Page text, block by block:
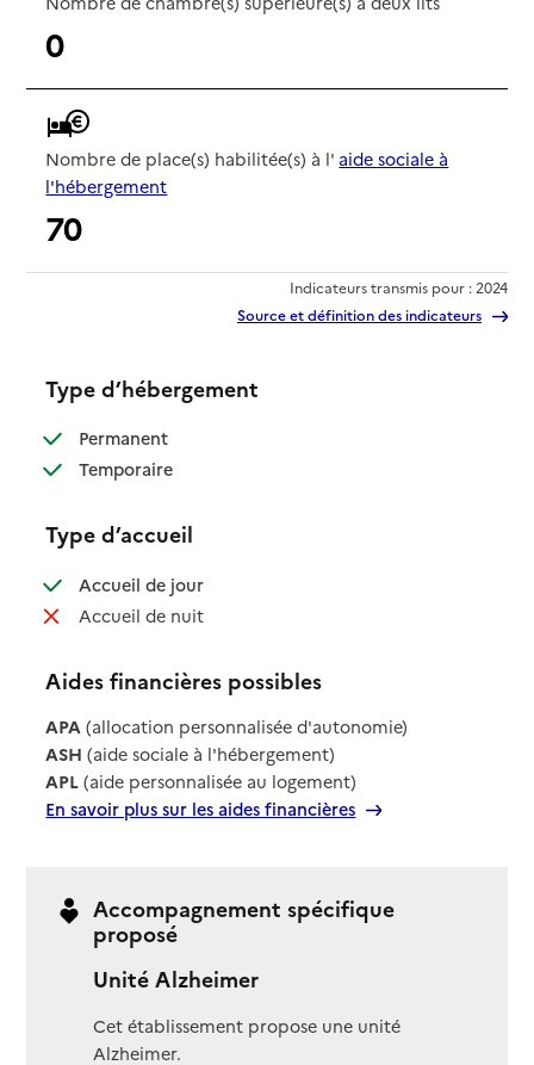
0
Nombre de place(s) habilitée(s) à l' aide sociale à
l'hébergement
70
Indicateurs transmis pour : 2024
Source et définition des indicateurs
Type d’hébergement
Permanent: disponible
Temporaire: disponible
Type d’accueil
Accueil de jour: disponible
Accueil de nuit: non disponible
Aides financières possibles
APA (allocation personnalisée d'autonomie)
ASH (aide sociale à l'hébergement)
APL (aide personnalisée au logement)
En savoir plus sur les aides financières
Accompagnement spécifique
proposé
Unité Alzheimer
Cet établissement propose une unité
Alzheimer.